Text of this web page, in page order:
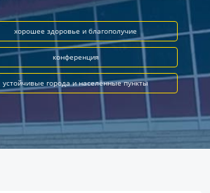
хорошее здоровье и благополучие
конференция
устойчивые города и населённые пункты